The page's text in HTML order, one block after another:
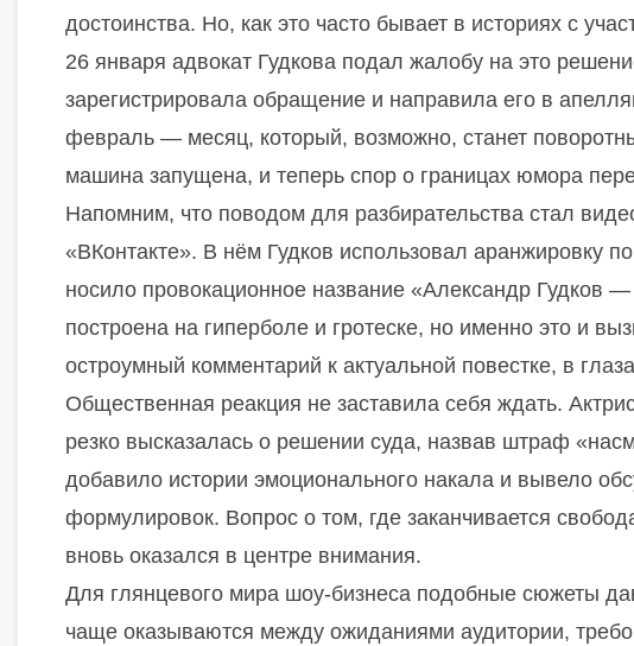
достоинства. Но, как это часто бывает в историях с
26 января адвокат Гудкова подал жалобу на это
зарегистрировала обращение и направила его в
февраль — месяц, который, возможно, станет
машина запущена, и теперь спор о границах юмора
Напомним, что поводом для разбирательства стал
«ВКонтакте». В нём Гудков использовал аранжировку
носило провокационное название «Александр Гудков
построена на гиперболе и гротеске, но именно это и
остроумный комментарий к актуальной повестке, в
Общественная реакция не заставила себя ждать.
резко высказалась о решении суда, назвав штраф
добавило истории эмоционального накала и вывело
формулировок. Вопрос о том, где заканчивается
вновь оказался в центре внимания.
Для глянцевого мира шоу-бизнеса подобные сюжеты
чаще оказываются между ожиданиями аудитории,